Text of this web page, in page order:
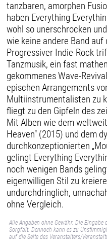
tanzbaren, amorphen
haben Everything
wohl so unerschrocken
wie keine andere Band auf
Progressiver Indie-Rock
Tanzmusik, ein fast
gekommenes Wave-
epischen Arrangements
Multiinstrumentalisten zu
fliegt zu den Gipfeln des
Mit Alben wie dem
Heaven“ (2015) und dem
durchkonzeptionierten
gelingt Everything
noch wenigen Bands
eigenwilligen Stil zu
undurchdringlich,
ohne Vergleich.
Alle Angaben ohne Gewähr. Die
Sorgfalt. Dennoch kann es zu
auf die Seite des Veranstalters/